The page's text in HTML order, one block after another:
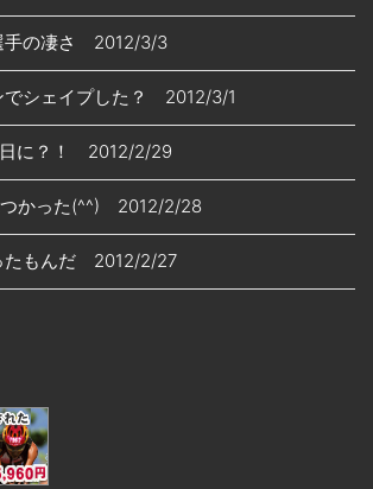
手の凄さ 2012/3/3
でシェイプした？ 2012/3/1
に？！ 2012/2/29
つかった(^^) 2012/2/28
たもんだ 2012/2/27